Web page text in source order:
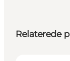
Relaterede